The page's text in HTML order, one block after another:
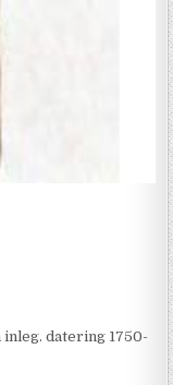
datering 1750-